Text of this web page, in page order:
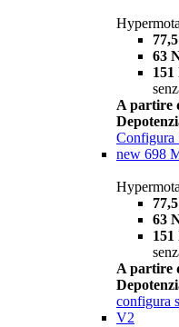
63
151
A partire
Configura
new 698
63
151
A partire
configura
V2